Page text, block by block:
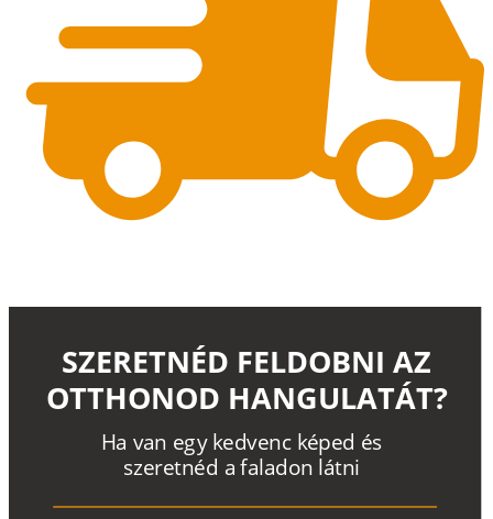
Ha van egy kedvenc képed és
szeretnéd a faladon látni
SZERETNÉD FELDOBNI AZ
OTTHONOD HANGULATÁT?